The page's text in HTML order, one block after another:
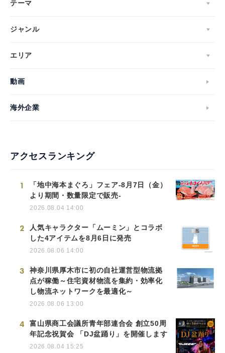
テーマ
ジャンル
エリア
動画
海外企業
アクセスランキング
1
「地中海本まぐろ」フェア-8月7日（金）
より期間・数量限定で販売-
2026.08.04 14:00
2
人気キャラクター「ムーミン」とコラボ
した4アイテムを8月6日に発売
2026.08.06 14:00
3
神奈川県厚木市に初の自社運営型物流拠
点が稼働～住宅資材物流を集約・効率化
し物流ネットワークを最適化～
2026.08.06 13:00
4
富山県商工会議所青年部連合会 創立50周
年記念祝賀会 「DJ盆踊り」を開催します
2026.08.04 15:25